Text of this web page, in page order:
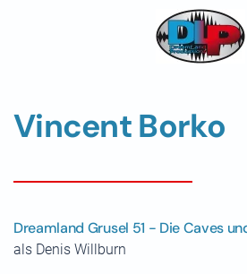
Skip to main content
Vincent Borko
Dreamland Grusel 51 - Die Caves
als Denis Willburn